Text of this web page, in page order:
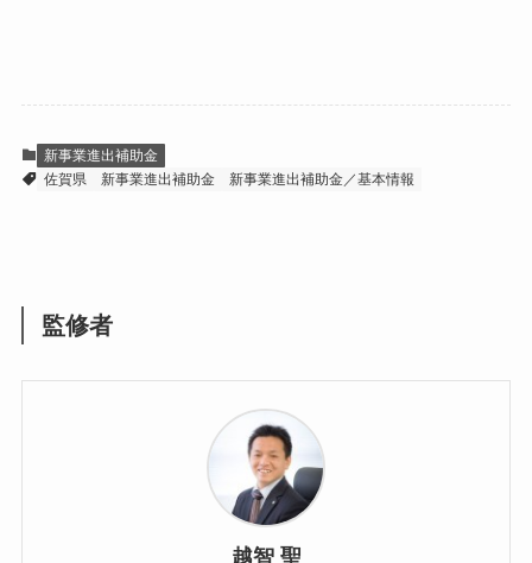
新事業進出補助金
佐賀県
新事業進出補助金 新事業進出補助金／基本情報
監修者
越智 聖